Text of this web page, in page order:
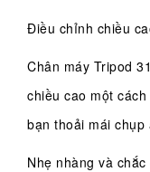
Điều chỉnh chiều
Chân máy Tripod
chiều cao một
bạn thoải mái chụp
Nhẹ nhàng và chắc